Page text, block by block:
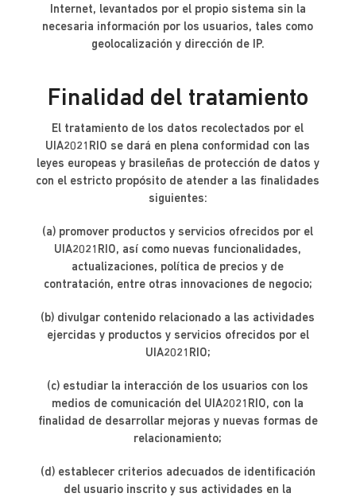
Internet, levantados por el propio sistema sin la
necesaria información por los usuarios, tales como
geolocalización y dirección de IP.
Finalidad del tratamiento
El tratamiento de los datos recolectados por el
UIA2021RIO se dará en plena conformidad con las
leyes europeas y brasileñas de protección de datos y
con el estricto propósito de atender a las finalidades
siguientes:
(a) promover productos y servicios ofrecidos por el
UIA2021RIO, así como nuevas funcionalidades,
actualizaciones, política de precios y de
contratación, entre otras innovaciones de negocio;
(b) divulgar contenido relacionado a las actividades
ejercidas y productos y servicios ofrecidos por el
UIA2021RIO;
(c) estudiar la interacción de los usuarios con los
medios de comunicación del UIA2021RIO, con la
finalidad de desarrollar mejoras y nuevas formas de
relacionamiento;
(d) establecer criterios adecuados de identificación
del usuario inscrito y sus actividades en la